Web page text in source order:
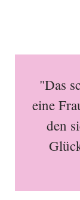
"Das
eine
den